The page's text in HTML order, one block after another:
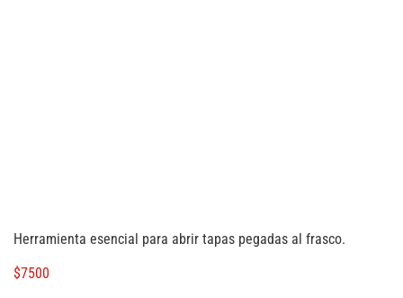
Herramienta esencial para abrir tapas pegadas al frasco.
$7500